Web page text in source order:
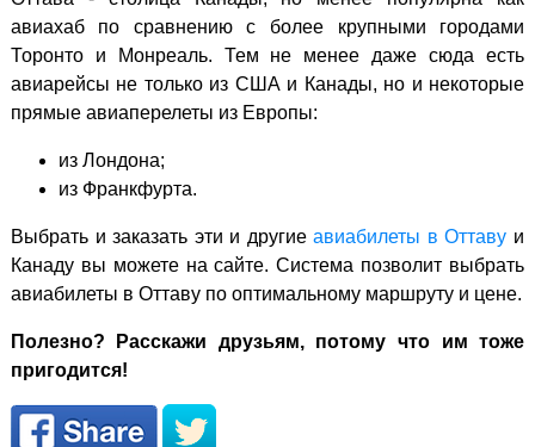
авиахаб по сравнению с более крупными городами
Торонто и Монреаль. Тем не менее даже сюда есть
авиарейсы не только из США и Канады, но и некоторые
прямые авиаперелеты из Европы:
из Лондона;
из Франкфурта.
Выбрать и заказать эти и другиеавиабилеты в Оттаву и
Канаду вы можете на сайте. Система позволит выбрать
авиабилеты в Оттаву по оптимальному маршруту и цене.
Полезно? Расскажи друзьям, потому что им тоже
пригодится!